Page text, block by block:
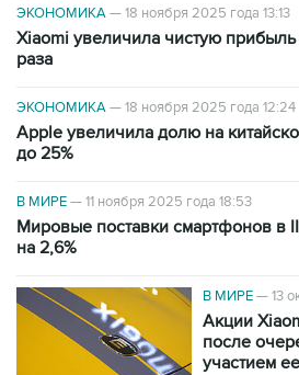
ЭКОНОМИКА—18 ноября 2025 года 13:13
Xiaomi увеличила чистую прибыль
раза
ЭКОНОМИКА—18 ноября 2025 года 12:24
Apple увеличила долю на
до 25%
В МИРЕ—11 ноября 2025 года 18:53
Мировые поставки смартфонов в
на 2,6%
В МИРЕ—13
Акции
после
участием